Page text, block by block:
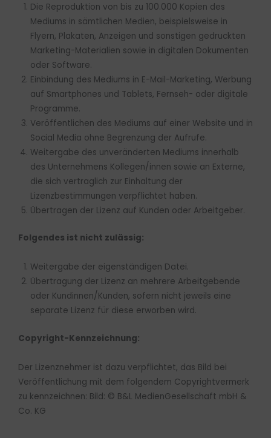
Die Reproduktion von bis zu 100.000 Kopien des
Mediums in sämtlichen Medien, beispielsweise in
Flyern, Plakaten, Anzeigen und sonstigen gedruckten
Marketing-Materialien sowie in digitalen Dokumenten
oder Software.
Einbindung des Mediums in E-Mail-Marketing, Werbung
auf Smartphones und Tablets, Fernseh- oder digitale
Programme.
Veröffentlichen des Mediums auf einer Website und in
Social Media ohne Begrenzung der Aufrufe.
Weitergabe des unveränderten Mediums innerhalb
des Unternehmens Kollegen/innen sowie an Externe,
die sich vertraglich zur Einhaltung der
Lizenzbestimmungen verpflichtet haben.
Übertragen der Lizenz auf Kunden oder Arbeitgeber.
Folgendes ist nicht zulässig:
Weitergabe der eigenständigen Datei.
Übertragung der Lizenz an mehrere Arbeitgebende
oder Kundinnen/Kunden, sofern nicht jeweils eine
separate Lizenz für diese erworben wird.
Copyright-Kennzeichnung:
Der Lizenznehmer ist dazu verpflichtet, das Bild bei
Veröffentlichung mit dem folgendem Copyrightvermerk
zu kennzeichnen: Bild: © B&L MedienGesellschaft mbH &
Co. KG